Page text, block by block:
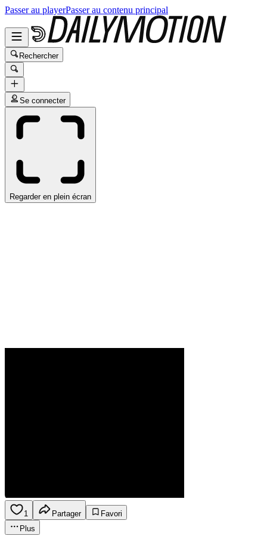
Passer au playerPasser au contenu principal
Rechercher
Se connecter
Regarder en plein écran
1 Partager
Favori
Plus